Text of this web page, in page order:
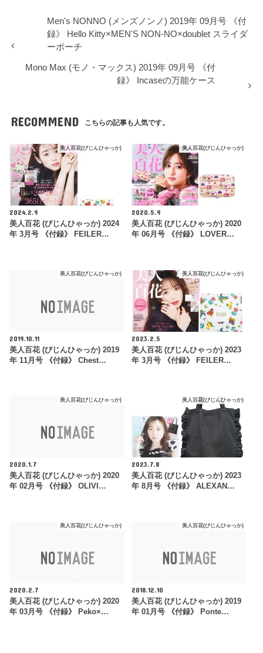
Men's NONNO (メンズノンノ) 2019年 09月号 《付
録》 Hello Kitty×MEN'S NON-NO×doublet スライダ
ーポーチ
Mono Max (モノ・マックス) 2019年 09月号 《付
録》 Incaseの万能ケース
RECOMMEND こちらの記事も人気です。
美人百花(びじんひゃっか)
2024.2.9
美人百花 (びじんひゃっか) 2024
年 3月号 《付録》 FEILER…
美人百花(びじんひゃっか)
2020.5.9
美人百花 (びじんひゃっか) 2020
年 06月号 《付録》 LOVER…
美人百花(びじんひゃっか)
2019.10.11
美人百花 (びじんひゃっか) 2019
年 11月号 《付録》 Chest…
美人百花(びじんひゃっか)
2023.2.5
美人百花 (びじんひゃっか) 2023
年 3月号 《付録》 FEILER…
美人百花(びじんひゃっか)
2020.1.7
美人百花 (びじんひゃっか) 2020
年 02月号 《付録》 OLIVI…
美人百花(びじんひゃっか)
2023.7.8
美人百花 (びじんひゃっか) 2023
年 8月号 《付録》 ALEXAN…
美人百花(びじんひゃっか)
2020.2.7
美人百花 (びじんひゃっか) 2020
年 03月号 《付録》 Peko×…
美人百花(びじんひゃっか)
2018.12.10
美人百花 (びじんひゃっか) 2019
年 01月号 《付録》 Ponte…